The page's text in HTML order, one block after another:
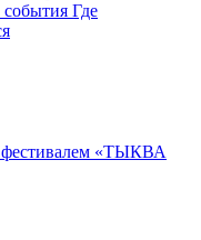
Где
«ТЫКВА